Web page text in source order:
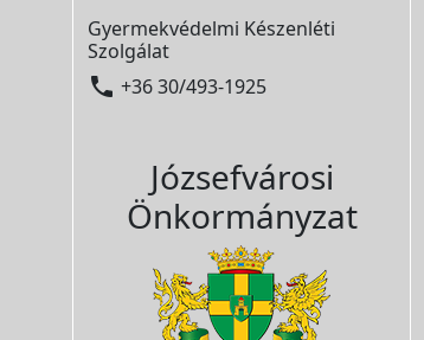
Gyermekvédelmi Készenléti
Szolgálat
 +36 30/493-1925
Józsefvárosi
Önkormányzat